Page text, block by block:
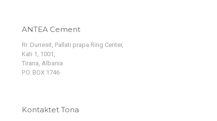
ANTEA Cement
Rr. Durresit, Pallati prapa Ring Center,
Kati 1, 1001,
Tirana, Albania
P.O. BOX 1746
Kontaktet Tona